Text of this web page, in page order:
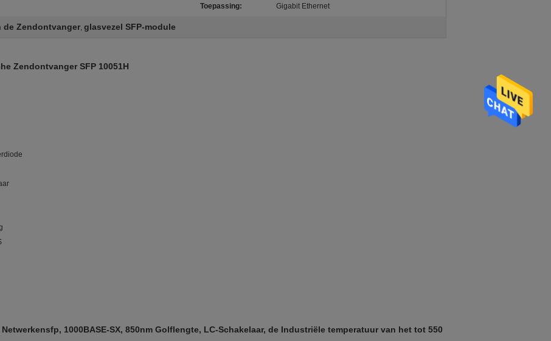
Toepassing: Gigabit Ethernet
de Zendontvanger, glasvezel SFP-module
Zendontvanger SFP 10051H
1000BASE-SX, 850nm Golflengte, LC-Schakelaar, de Industriële temperatuur van het tot 550